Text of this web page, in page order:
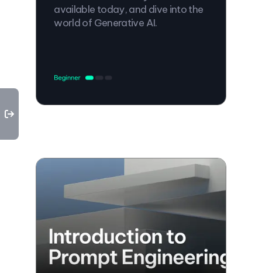
available today, and dive into the
world of Generative AI.